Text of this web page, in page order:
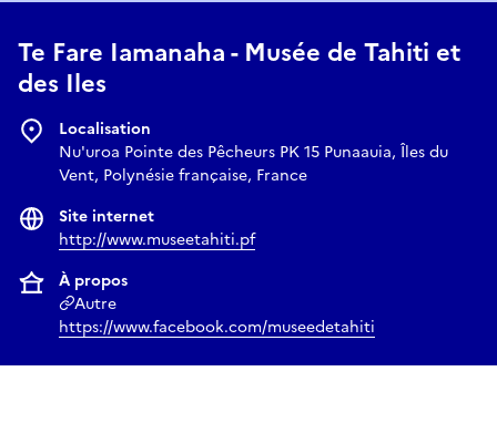
Te Fare Iamanaha - Musée de Tahiti et
des Iles
Localisation
Nu'uroa Pointe des Pêcheurs PK 15 Punaauia, Îles du
Vent, Polynésie française, France
Site internet
http://www.museetahiti.pf
À propos
Autre
https://www.facebook.com/museedetahiti